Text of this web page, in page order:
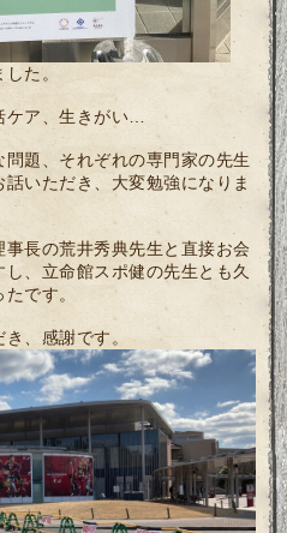
た。
ア、生きがい…
題、それぞれの専門家の先生
いただき、大変勉強になりま
長の荒井秀典先生と直接お会
、立命館スポ健の先生とも久
です。
、感謝です。